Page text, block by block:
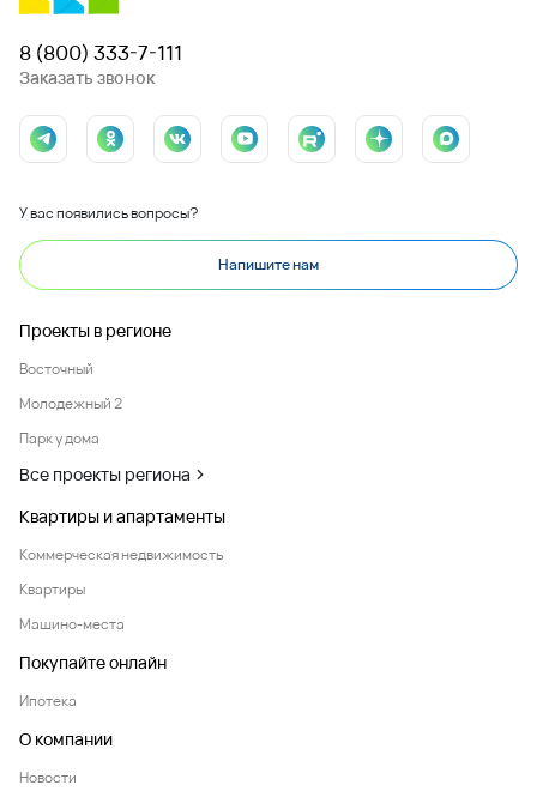
8 (800) 333-7-111
Заказать звонок
У вас появились вопросы?
Напишите нам
Проекты в регионе
Восточный
Молодежный 2
Парк у дома
Все проекты региона
Квартиры и апартаменты
Коммерческая недвижимость
Квартиры
Машино-места
Покупайте онлайн
Ипотека
О компании
Новости